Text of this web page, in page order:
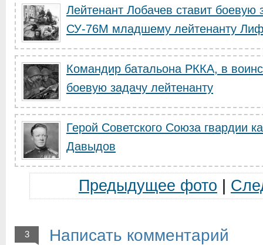
Лейтенант Лобачев ставит
СУ-76М младшему лейтенанту
Командир батальона РККА, в
боевую задачу лейтенанту
Герой Советского Союза гвардии
Давыдов
Предыдущее фото
3 Написать комментарий